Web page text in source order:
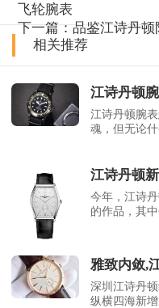
飞轮腕表
下一篇：品鉴江诗丹
相关推荐
江诗丹顿
江诗丹顿腕
魂，但无论
江诗丹顿
今年，江诗
的作品，其
雅致内敛,
深圳江诗丹
纵横四海新增